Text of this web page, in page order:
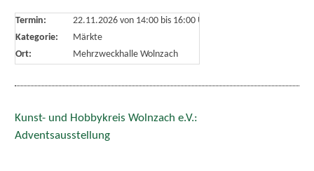
Termin: 22.11.2026 von 14:00bis 16:00 Uhr
Kategorie:
Märkte
Ort:
Mehrzweckhalle Wolnzach
Kunst- und Hobbykreis Wolnzach e.V.:
Adventsausstellung